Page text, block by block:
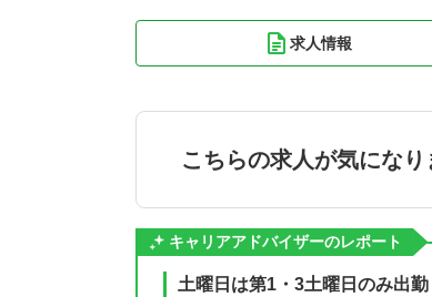
求人情報
こちらの求人が気になり
キャリアアドバイザーのレポート
土曜日は第1・3土曜日のみ出